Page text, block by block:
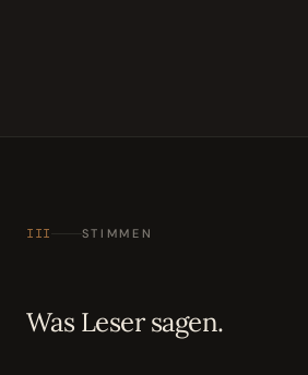
III STIMMEN
Was Leser sagen.